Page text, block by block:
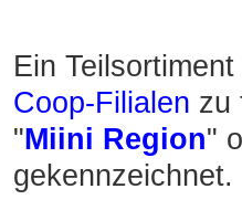
Ein
Coop-Filialen zu
"Miini Region"
gekennzeichnet.